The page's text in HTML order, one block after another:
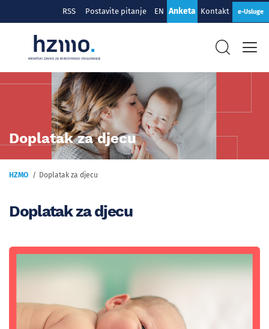
RSS Postavite pitanje EN Anketa Kontakt e-Usluge
Doplatak za djecu
HZMO Doplatak za djecu
Doplatak za djecu